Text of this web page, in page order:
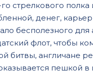
стрелкового полка
денег,
бесполезного
флот, чтобы
битвы, англичане
пешкой в